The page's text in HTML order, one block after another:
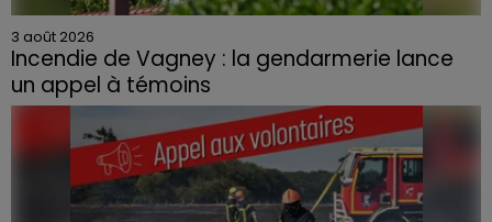
3 août 2026
Incendie de Vagney : la gendarmerie lance
un appel à témoins
Le feu, parti d'une haie avant de se propager au
quartier résidentiel, avait détruit deux habitations et
contraint à l'évacuation d'une centaine de personnes.